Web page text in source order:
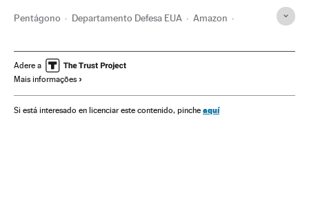
Pentágono Departamento Defesa EUA Amazon
Microsoft Defesa Comércio
Adere a
Mais informações
Si está interesado en licenciar este contenido, pinche aquí